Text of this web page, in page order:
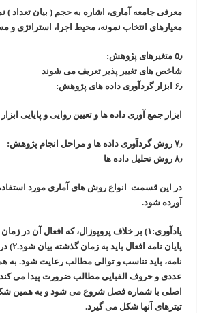
معرفی جامعه آماری، اشاره به حجم ( بیان تعداد )
معیارهای انتخاب نمونه، محیط اجرا، استراتژی و
۵٫ متغیرهای پژوهش:
شاخص های تغییر پذیر تعریف می شوند
۶٫ ابزار گردآوری داده های پژوهش:
ابزار جمع آوری داده ها و تعیین روایی و پایایی
۷٫ روش گردآوری داده ها و مراحل انجام پژوهش:
۸٫ روش تحلیل داده ها
در این قسمت انواع روش های آماری مورد استفاده
آورده شود.
یادآوری: ۱) بر خلاف پروپوزال، که افعال آن در
پایان نامه افعال باید به زمان گذشته بیان شود. ۲)
نامه، باید تناسب و توالی مطالب رعایت شود. به
عددی و حروف الفبایی مطالب ضرورت پیدا می
اصلی با شماره فصل شروع می شود و به همین
تیترهای آنها شکل می گیرد.